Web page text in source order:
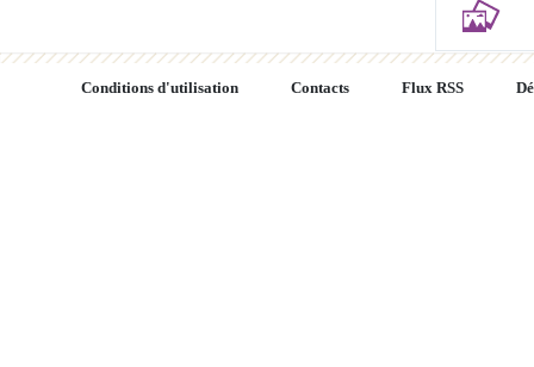
Conditions d'utilisation Contacts Flux RSS